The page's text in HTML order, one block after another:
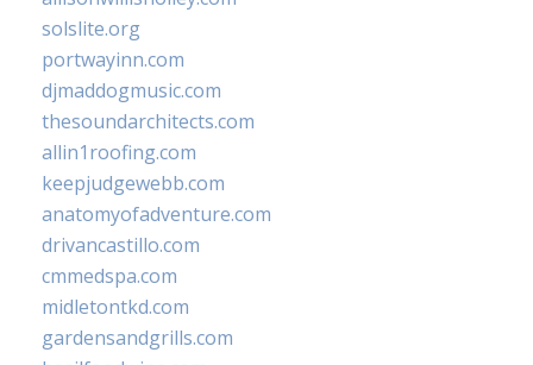
solslite.org
portwayinn.com
djmaddogmusic.com
thesoundarchitects.com
allin1roofing.com
keepjudgewebb.com
anatomyofadventure.com
drivancastillo.com
cmmedspa.com
midletontkd.com
gardensandgrills.com